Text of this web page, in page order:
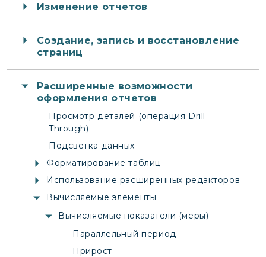
Изменение отчетов
Создание, запись и восстановление
страниц
Расширенные возможности
оформления отчетов
Просмотр деталей (операция Drill
Through)
Подсветка данных
Форматирование таблиц
Использование расширенных редакторов
Вычисляемые элементы
Вычисляемые показатели (меры)
Параллельный период
Прирост